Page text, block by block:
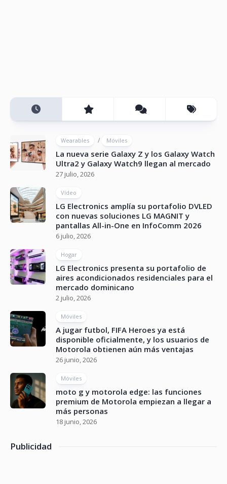
Wearables / Móviles
La nueva serie Galaxy Z y los Galaxy Watch
Ultra2 y Galaxy Watch9 llegan al mercado
27 julio, 2026
Vídeo
LG Electronics amplía su portafolio DVLED
con nuevas soluciones LG MAGNIT y
pantallas All-in-One en InfoComm 2026
6 julio, 2026
Hogar
LG Electronics presenta su portafolio de
aires acondicionados residenciales para el
mercado dominicano
2 julio, 2026
Móviles
A jugar futbol, FIFA Heroes ya está
disponible oficialmente, y los usuarios de
Motorola obtienen aún más ventajas
26 junio, 2026
Móviles
moto g y motorola edge: las funciones
premium de Motorola empiezan a llegar a
más personas
18 junio, 2026
Publicidad